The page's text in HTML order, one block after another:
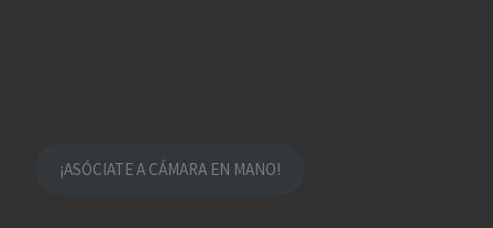
¡ASÓCIATE A CÁMARA EN MANO!